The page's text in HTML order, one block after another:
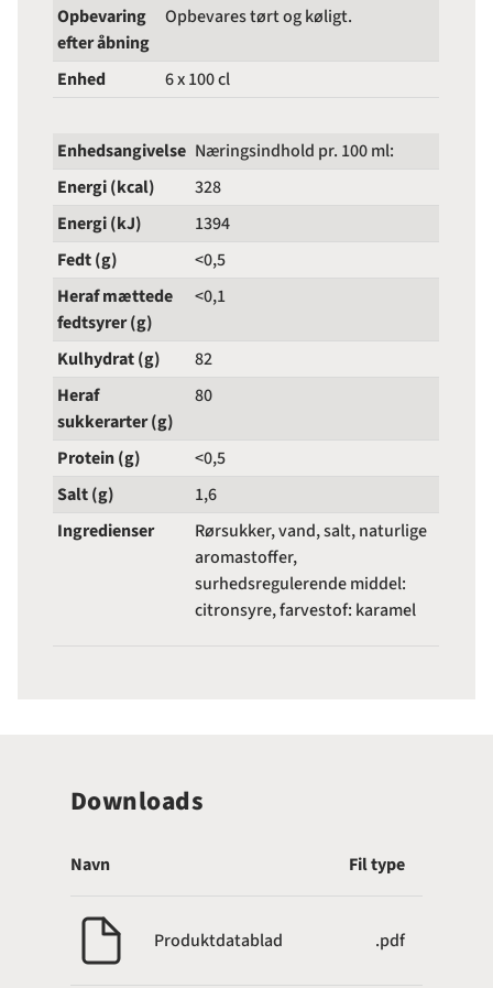
Opbevaring
efter åbning
Opbevares tørt og køligt.
Enhed 6 x 100 cl
Enhedsangivelse Næringsindhold pr. 100 ml:
Energi (kcal)
328
Energi (kJ)
1394
Fedt (g)
<0,5
Heraf mættede
fedtsyrer (g)
<0,1
Kulhydrat (g)
82
Heraf
sukkerarter (g)
80
Protein (g)
<0,5
Salt (g)
1,6
Ingredienser
Rørsukker, vand, salt, naturlige
aromastoffer,
surhedsregulerende middel:
citronsyre, farvestof: karamel
Downloads
Navn Fil type
Produktdatablad .pdf